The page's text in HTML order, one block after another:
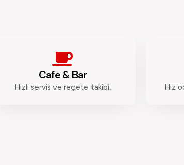
Cafe & Bar
Hızlı servis ve reçete takibi. Hız